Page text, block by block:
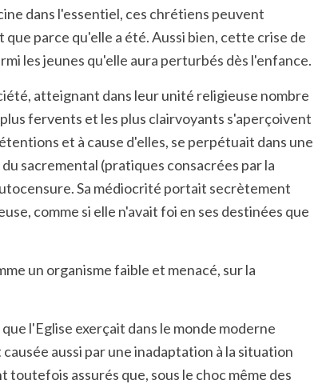
dans l'essentiel, ces chrétiens peuvent
parce qu'elle a été. Aussi bien, cette crise de
les jeunes qu'elle aura perturbés dès l'enfance.
atteignant dans leur unité religieuse nombre
fervents et les plus clairvoyants s'aperçoivent
et à cause d'elles, se perpétuait dans une
sacremental (pratiques consacrées par la
Sa médiocrité portait secrètement
comme si elle n'avait foi en ses destinées que
un organisme faible et menacé, sur la
l'Eglise exerçait dans le monde moderne
aussi par une inadaptation à la situation
assurés que, sous le choc même des